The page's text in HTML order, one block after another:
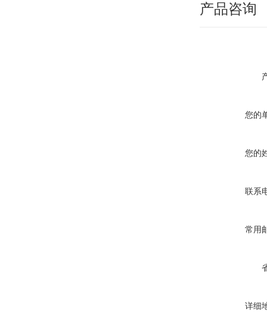
产品咨询
您的
您的
联系
常用
详细